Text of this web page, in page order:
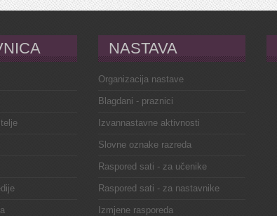
NASTAVA
Organizacija nastave
Blagdani - praznici
Izvannastavne aktivnosti
Slovne oznake razreda
Raspored sati - za učenike
Raspored sati - za nastavnike
Izmjene rasporeda